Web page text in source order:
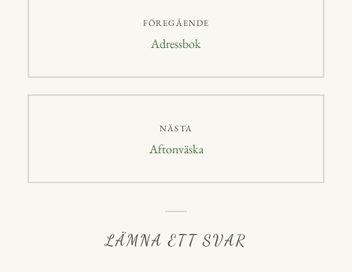
FÖREGÅENDE
Föregående
Adressbok
NÄSTA
Nästa
Aftonväska
LÄMNA ETT SVAR